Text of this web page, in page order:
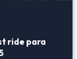
ride para